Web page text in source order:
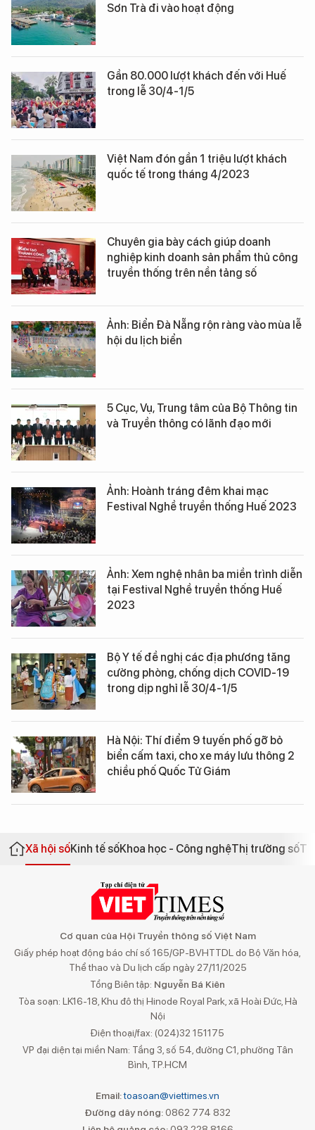
Sơn Trà đi vào hoạt động
Gần 80.000 lượt khách đến với Huế
trong lễ 30/4-1/5
Việt Nam đón gần 1 triệu lượt khách
quốc tế trong tháng 4/2023
Chuyên gia bày cách giúp doanh
nghiệp kinh doanh sản phẩm thủ công
truyền thống trên nền tảng số
Ảnh: Biển Đà Nẵng rộn ràng vào mùa lễ
hội du lịch biển
5 Cục, Vụ, Trung tâm của Bộ Thông tin
và Truyền thông có lãnh đạo mới
Ảnh: Hoành tráng đêm khai mạc
Festival Nghề truyền thống Huế 2023
Ảnh: Xem nghệ nhân ba miền trình diễn
tại Festival Nghề truyền thống Huế
2023
Bộ Y tế đề nghị các địa phương tăng
cường phòng, chống dịch COVID-19
trong dịp nghỉ lễ 30/4-1/5
Hà Nội: Thí điểm 9 tuyến phố gỡ bỏ
biển cấm taxi, cho xe máy lưu thông 2
chiều phố Quốc Tử Giám
Xã hội sốKinh tế sốKhoa học - Công nghệThị trường số
Cơ quan của Hội Truyền thông số Việt Nam
Giấy phép hoạt động báo chí số 165/GP-BVHTTDL do Bộ Văn hóa,
Thể thao và Du lịch cấp ngày 27/11/2025
Tổng Biên tập: Nguyễn Bá Kiên
Tòa soạn: LK16-18, Khu đô thị Hinode Royal Park, xã Hoài Đức, Hà
Nội
Điện thoại/fax: (024)32 151175
VP đại diện tại miền Nam: Tầng 3, số 54, đường C1, phường Tân
Bình, TP.HCM
Email:toasoan@viettimes.vn
Đường dây nóng: 0862 774 832